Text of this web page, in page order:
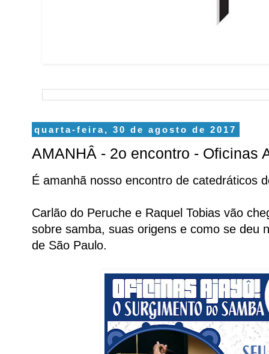
quarta-feira, 30 de agosto de 2017
AMANHÂ - 2o encontro - Oficinas
É amanhã nosso encontro de catedráticos
Carlão do Peruche e Raquel Tobias vão
sobre samba, suas origens e como se deu
de São Paulo.